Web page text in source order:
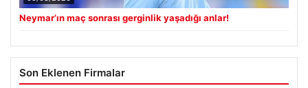
Neymar’ın maç sonrası gerginlik yaşadığı anlar!
Son Eklenen Firmalar